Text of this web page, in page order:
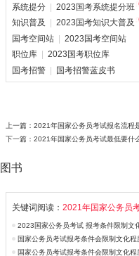
系统提分
2023国考系统提分班
知识普及
2023国考知识大普及
国考空间站
2023国考空间站
职位库
2023国考职位库
国考招警
国考招警蓝皮书
上一篇： 2021年国家公务员考试报名流程
下一篇： 2021年国家公务员考试最低要什
图书
关键词阅读： 2021年国家公务员
国家公务员考试报考条件会限制文化程